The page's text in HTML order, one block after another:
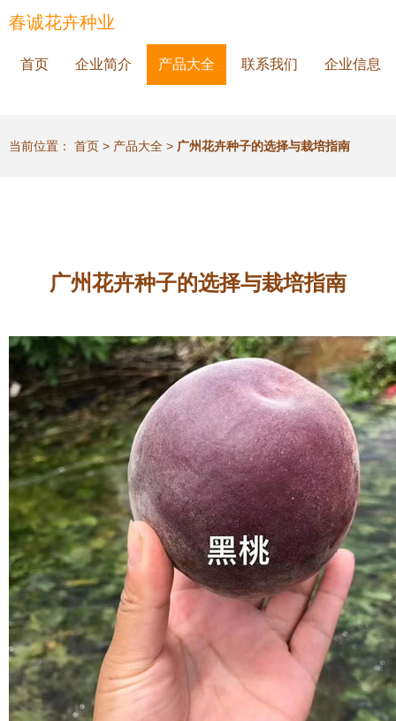
春诚花卉种业
首页 企业简介 产品大全 联系我们 企业信息
当前位置： 首页 > 产品大全 > 广州花卉种子的选择与栽培指南
广州花卉种子的选择与栽培指南